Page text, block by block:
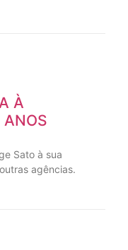
À
ANOS
Sato à sua
agências.